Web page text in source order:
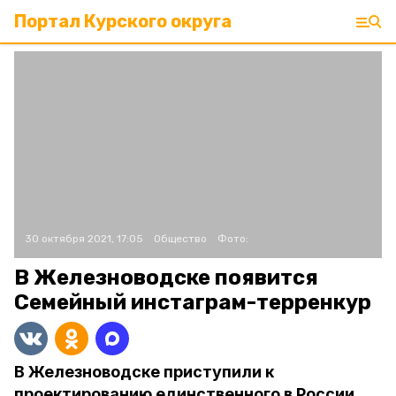
Портал Курского округа
30 октября 2021, 17:05 Общество Фото:
В Железноводске появится
Семейный инстаграм-терренкур
В Железноводске приступили к